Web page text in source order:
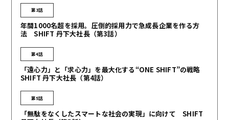
第3話
年間1000名超を採用。圧倒的採用力で急成長企業を作る方
法 SHIFT 丹下大社長（第3話）
第4話
「遠心力」と「求心力」を最大化する“ONE SHIFT”の戦略
SHIFT 丹下大社長（第4話）
第5話
「無駄をなくしたスマートな社会の実現」に向けて SHIFT